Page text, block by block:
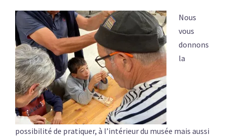
Nous
vous
donnons
la
possibilité de pratiquer, à l’intérieur du musée mais aussi